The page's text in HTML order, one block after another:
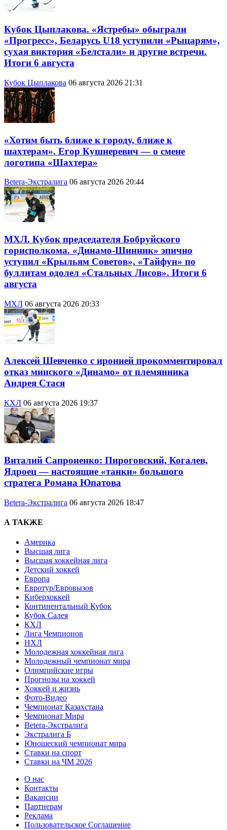
Кубок Цыплакова. «Ястребы» обыграли
«Прогресс», Беларусь U18 уступили «Рыцарям»,
сухая виктория «Белстали» и другие встречи.
Итоги 6 августа
Кубок Цыплакова 06 августа 2026 21:31
«Хотим быть ближе к городу, ближе к
шахтерам». Егор Кушнеревич — о смене
логотипа «Шахтера»
Betera-Экстралига 06 августа 2026 20:44
МХЛ. Кубок председателя Бобруйского
горисполкома. «Динамо-Шинник» эпично
уступил «Крыльям Советов», «Тайфун» по
буллитам одолел «Стальных Лисов». Итоги 6
августа
МХЛ 06 августа 2026 20:33
Алексей Шевченко с иронией прокомментировал
отказ минского «Динамо» от племянника
Андрея Стася
КХЛ 06 августа 2026 19:37
Виталий Сапроненко: Пироговский, Когалев,
Ядроец — настоящие «танки» большого
стратега Романа Юпатова
Betera-Экстралига 06 августа 2026 18:47
А ТАКЖЕ
Америка
Высшая лига
Высшая хоккейная лига
Детский хоккей
Европа
Евротур/Евровызов
Киберхоккей
Континентальный Кубок
Кубок Салея
КХЛ
Лига Чемпионов
НХЛ
Молодежная хоккейная лига
Молодежный чемпионат мира
Олимпийские игры
Прогнозы на хоккей
Хоккей и жизнь
Фото-Видео
Чемпионат Казахстана
Чемпионат Мира
Betera-Экстралига
Экстралига Б
Юношеский чемпионат мира
Ставки на спорт
Ставки на ЧМ 2026
О нас
Контакты
Вакансии
Партнерам
Реклама
Пользовательское Соглашение